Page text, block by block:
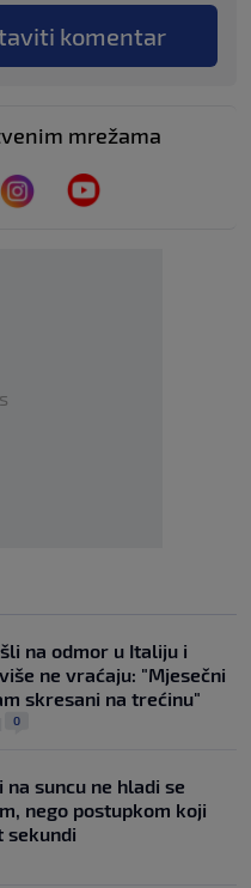
komentar
mrežama
na odmor u Italiju i
ne vraćaju: "Mjesečni
skresani na trećinu"
0
suncu ne hladi se
nego postupkom koji
sekundi